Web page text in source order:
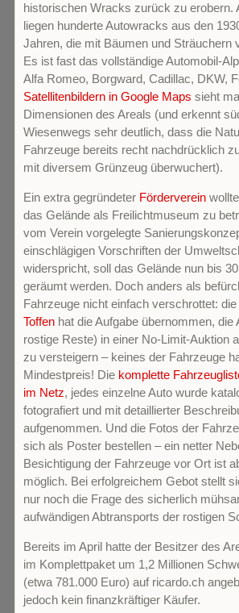
historischen Wracks zurück zu erobern.
liegen hunderte Autowracks aus den
Jahren, die mit Bäumen und Sträuchern
Es ist fast das vollständige Automobil-
Alfa Romeo, Borgward, Cadillac, DKW,
Satellitenbildern in Google Maps sieht
Dimensionen des Areals (und erkennt
Wiesenwegs sehr deutlich, dass die
Fahrzeuge bereits recht nachdrücklich
mit diversem Grünzeug überwuchert).
Ein extra gegründeter Förderverein
das Gelände als Freilichtmuseum zu
vom Verein vorgelegte
einschlägigen Vorschriften der
widerspricht, soll das Gelände nun bis
geräumt werden. Doch anders als
Fahrzeuge nicht einfach verschrottet: die
Toffen hat die Aufgabe übernommen, die
rostige Reste) in einer No-Limit-Auktion
zu versteigern – keines der Fahrzeuge
Mindestpreis! Die komplette
im Netz, jedes einzelne Auto wurde
fotografiert und mit detaillierter
aufgenommen. Und die Fotos der
sich als Poster bestellen – ein netter
Besichtigung der Fahrzeuge vor Ort ist
möglich. Bei erfolgreichem Gebot stellt
nur noch die Frage des sicherlich
aufwändigen Abtransports der rostigen
Bereits im April hatte der Besitzer des
im Komplettpaket um 1,2 Millionen
(etwa 781.000 Euro) auf ricardo.ch
jedoch kein finanzkräftiger Käufer.